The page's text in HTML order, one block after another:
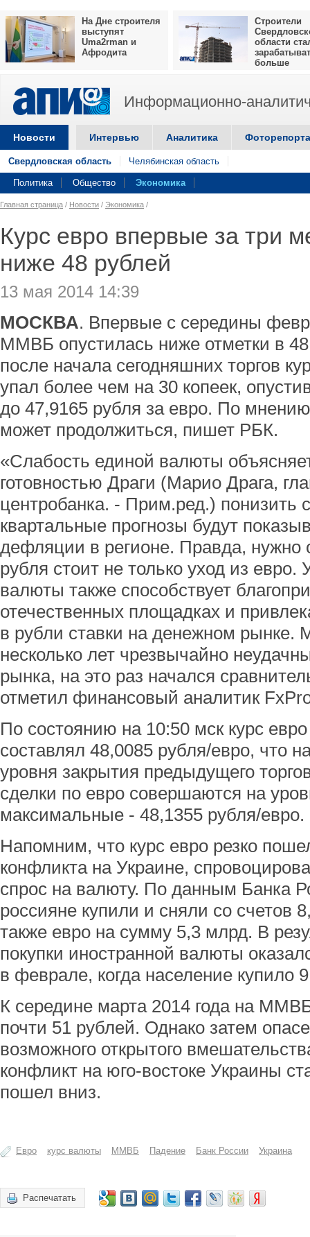
На Дне строителя
выступят
Uma2rman и
Афродита
Строители
области
больше
Информационно-
Новости Интервью Аналитика
Свердловская область Челябинская область
Политика Общество Экономика
Главная страница / Новости / Экономика /
Курс евро впервые за три
ниже 48 рублей
13 мая 2014 14:39
МОСКВА. Впервые с середины
ММВБ опустилась ниже отметки в
после начала сегодняшних торгов
упал более чем на 30 копеек,
до 47,9165 рубля за евро. По
может продолжиться, пишет РБК.
«Слабость единой валюты
готовностью Драги (Марио Драга,
центробанка. - Прим.ред.) понизить
квартальные прогнозы будут
дефляции в регионе. Правда, нужно
рубля стоит не только уход из
валюты также способствует
отечественных площадках и
в рубли ставки на денежном рынке.
несколько лет чрезвычайно
рынка, на это раз начался
отметил финансовый аналитик
По состоянию на 10:50 мск курс
составлял 48,0085 рубля/евро, что
уровня закрытия предыдущего
сделки по евро совершаются на
максимальные - 48,1355 рубля/евро.
Напомним, что курс евро резко
конфликта на Украине,
спрос на валюту. По данным Банка
россияне купили и сняли со счетов
также евро на сумму 5,3 млрд. В
покупки иностранной валюты
в феврале, когда население купило
К середине марта 2014 года на
почти 51 рублей. Однако затем
возможного открытого
конфликт на юго-востоке Украины
пошел вниз.
Евро курс валюты ММВБ Падение Банк России Украина
Распечатать